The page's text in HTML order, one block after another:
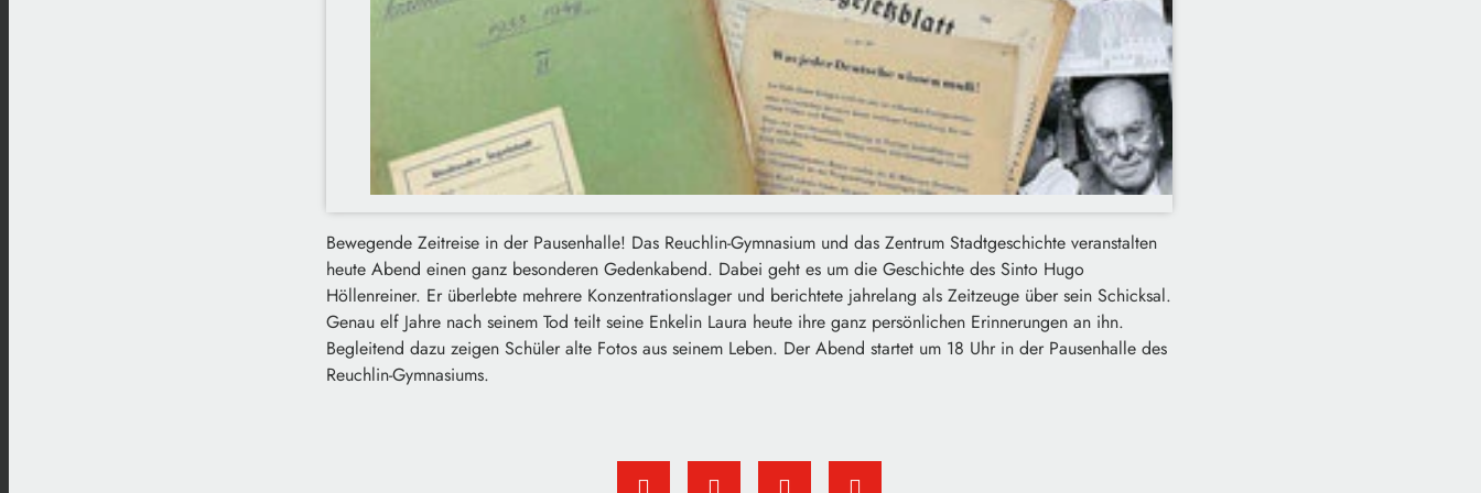
Bewegende Zeitreise in der Pausenhalle! Das Reuchlin-Gymnasium und das Zentrum Stadtgeschichte veranstalten
heute Abend einen ganz besonderen Gedenkabend. Dabei geht es um die Geschichte des Sinto Hugo
Höllenreiner. Er überlebte mehrere Konzentrationslager und berichtete jahrelang als Zeitzeuge über sein Schicksal.
Genau elf Jahre nach seinem Tod teilt seine Enkelin Laura heute ihre ganz persönlichen Erinnerungen an ihn.
Begleitend dazu zeigen Schüler alte Fotos aus seinem Leben. Der Abend startet um 18 Uhr in der Pausenhalle des
Reuchlin-Gymnasiums.